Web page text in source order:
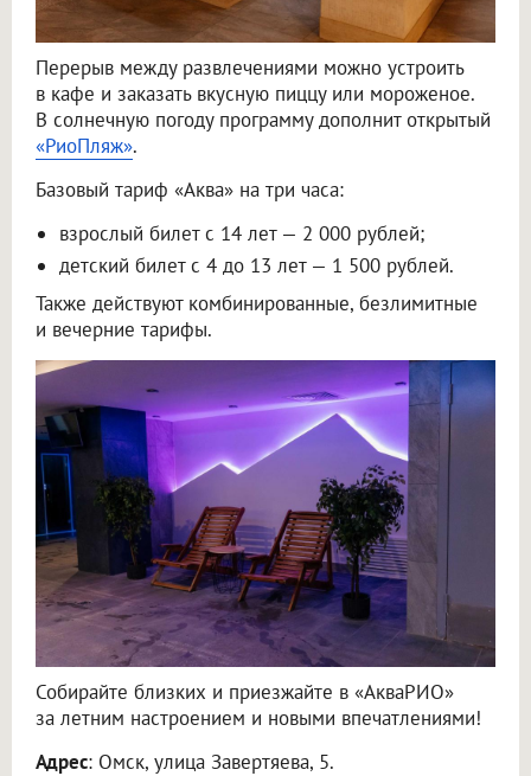
Перерыв между развлечениями можно устроить
в кафе и заказать вкусную пиццу или мороженое.
В солнечную погоду программу дополнит открытый
«РиоПляж».
Базовый тариф «Аква» на три часа:
взрослый билет с 14 лет — 2 000 рублей;
детский билет с 4 до 13 лет — 1 500 рублей.
Также действуют комбинированные, безлимитные
и вечерние тарифы.
Собирайте близких и приезжайте в «АкваРИО»
за летним настроением и новыми впечатлениями!
Адрес: Омск, улица Завертяева, 5.